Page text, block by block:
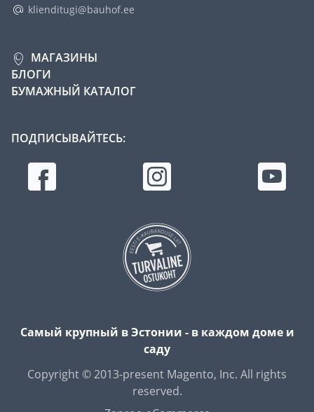
klienditugi@bauhof.ee
МАГАЗИНЫ
БЛОГИ
БУМАЖНЫЙ КАТАЛОГ
ПОДПИСЫВАЙТЕСЬ:
Самый крупный в Эстонии - в каждом доме и
саду
Copyright © 2013-present Magento, Inc. All rights
reserved.